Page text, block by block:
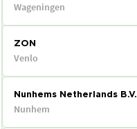
Wageningen
ZON
Venlo
Nunhems Netherlands B.V.
Nunhem